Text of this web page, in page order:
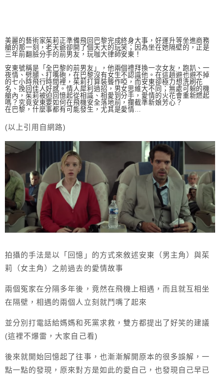
美麗的藝術家茱莉正準備飛回巴黎完成終身大事，好運升等坐進商務
艙的那一刻，老天爺卻開了個天大的玩笑；因為坐在她隔壁的，正是
三年前翻臉分手的前男友，玩咖大律師安東！
安東號稱是「全巴黎的前男友」，他兩個禮拜換一次女友，跑趴、一
夜情、劈腿、打嘴砲，在巴黎沒有女生不認識他。在這趟避也避不掉
的七小時飛行時間裡，茱莉打算裝聾作啞，而安東卻極力想洗刷花
名、挽回佳人好感。情人犀利過招，男女思維大不同；無處可躲的機
艙內，茱莉被迫回憶起從相識、相愛到分手，愛情的火花會重新燃起
嗎？究竟安東要如何在飛機安全落地前，攔截準新娘芳心？
在巴黎，什麼事都有可能發生，尤其是愛情…
(以上引用自網路)
拍攝的手法是以「回憶」的方式來敘述安東（男主角）與茱
莉（女主角）之前過去的愛情故事
兩個冤家在分隔多年後，竟然在飛機上相遇，而且就互相坐
在隔壁，相遇的兩個人立刻就鬥嘴了起來
並分別打電話給媽媽和死黨求救，雙方都提出了好笑的建議
(這裡不爆雷，大家自己看)
後來就開始回憶起了往事，也漸漸解開原本的很多誤解，一
點一點的發現，原來對方是如此的愛自己，也發現自己早已